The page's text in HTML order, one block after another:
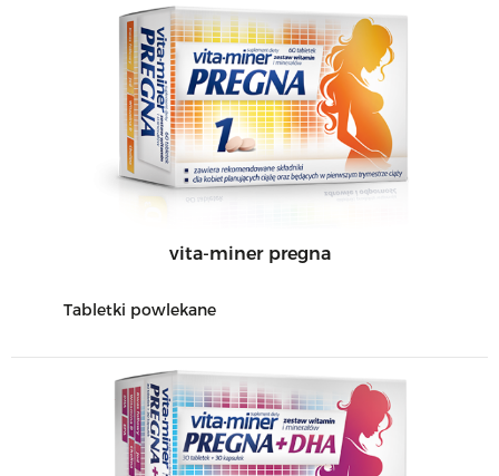
vita-miner pregna
Tabletki powlekane